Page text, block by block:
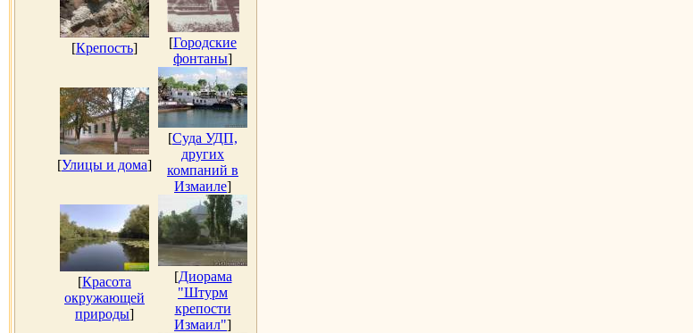
[Крепость] [Городские
фонтаны]
[Улицы и дома]
[Суда УДП,
других
компаний в
Измаиле]
[Красота
окружающей
природы]
[Диорама
"Штурм
крепости
Измаил"]